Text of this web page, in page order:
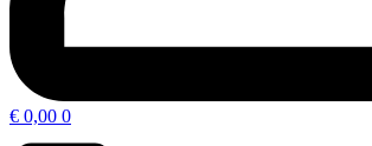
€ 0,00 0